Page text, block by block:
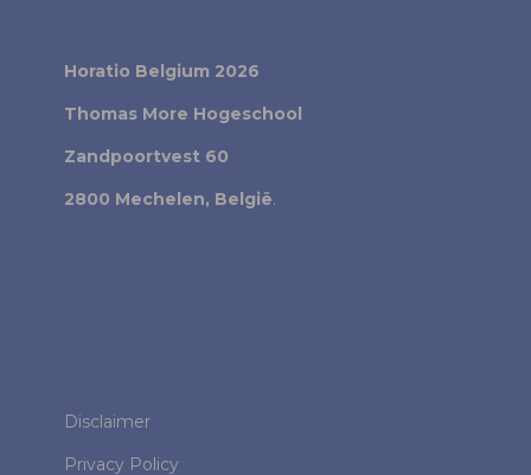
Horatio Belgium 2026
Thomas More Hogeschool
Zandpoortvest 60
2800 Mechelen, België.
Disclaimer
Privacy Policy